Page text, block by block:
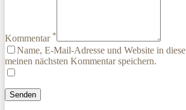
Kommentar *
Name, E-Mail-Adresse und Website in
meinen nächsten Kommentar speichern.